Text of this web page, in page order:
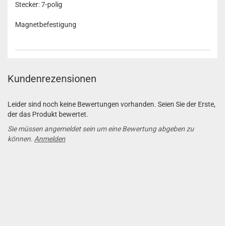
Stecker: 7-polig
Magnetbefestigung
Kundenrezensionen
Leider sind noch keine Bewertungen vorhanden. Seien Sie der Erste,
der das Produkt bewertet.
Sie müssen angemeldet sein um eine Bewertung abgeben zu
können. Anmelden